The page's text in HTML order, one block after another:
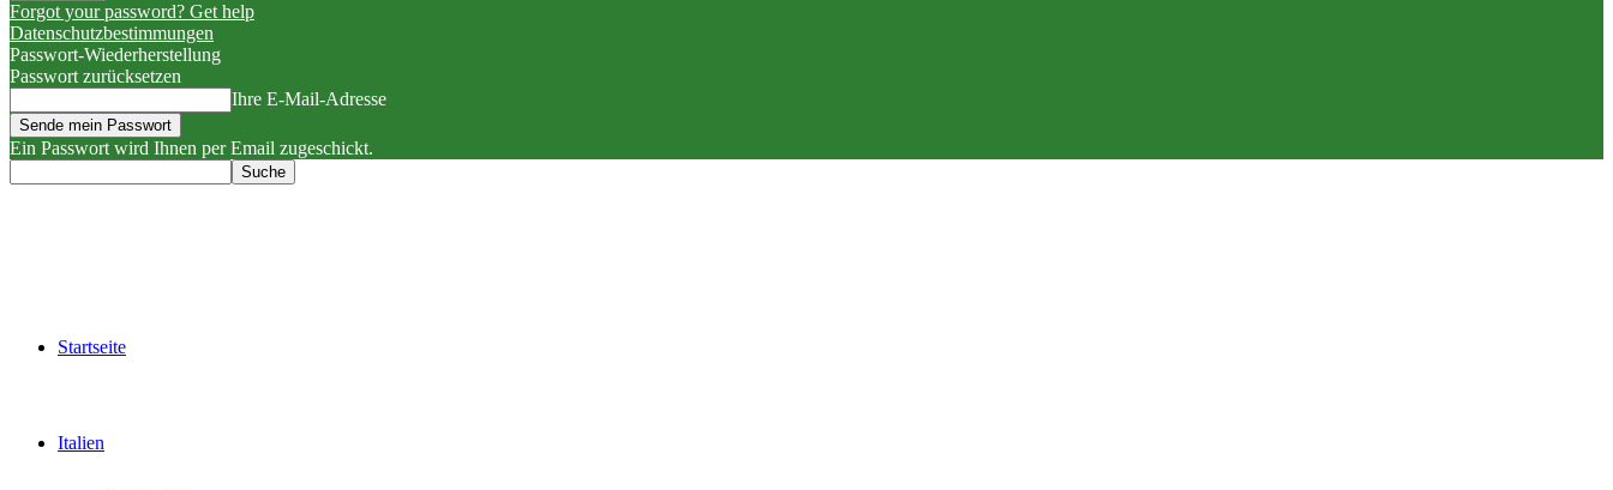
Forgot your password? Get help
Datenschutzbestimmungen
Passwort-Wiederherstellung
Passwort zurücksetzen
Ihre E-Mail-Adresse
Ein Passwort wird Ihnen per Email zugeschickt.
Startseite
Italien